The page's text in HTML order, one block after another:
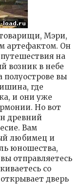
Мэри,
артефактом. Он
на
возник в небе
полуострове вы
где
и они уже
Но вот
древний
Вам
любимец и
юношества,
отправляетесь
со
дверь